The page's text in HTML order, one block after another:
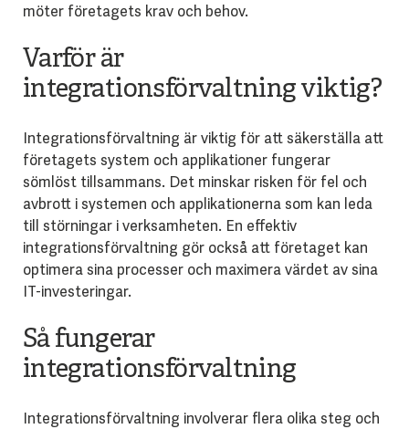
möter företagets krav och behov.
Varför är
integrationsförvaltning viktig?
Integrationsförvaltning är viktig för att säkerställa att
företagets system och applikationer fungerar
sömlöst tillsammans. Det minskar risken för fel och
avbrott i systemen och applikationerna som kan leda
till störningar i verksamheten. En effektiv
integrationsförvaltning gör också att företaget kan
optimera sina processer och maximera värdet av sina
IT-investeringar.
Så fungerar
integrationsförvaltning
Integrationsförvaltning involverar flera olika steg och